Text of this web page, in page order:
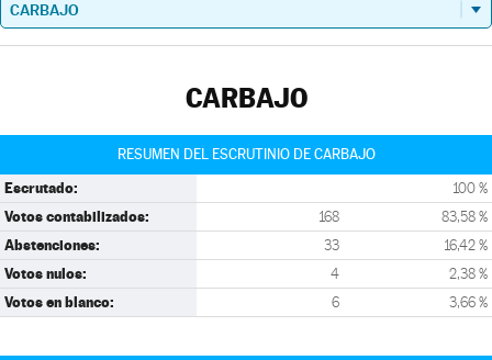
CARBAJO
RESUMEN DEL ESCRUTINIO DE CARBAJO
Escrutado: 100 %
Votos contabilizados: 168 83,58 %
Abstenciones: 33 16,42 %
Votos nulos: 4 2,38 %
Votos en blanco: 6 3,66 %